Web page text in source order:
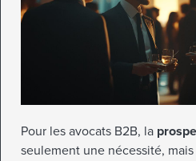
Pour les avocats B2B, la
seulement une nécessité,